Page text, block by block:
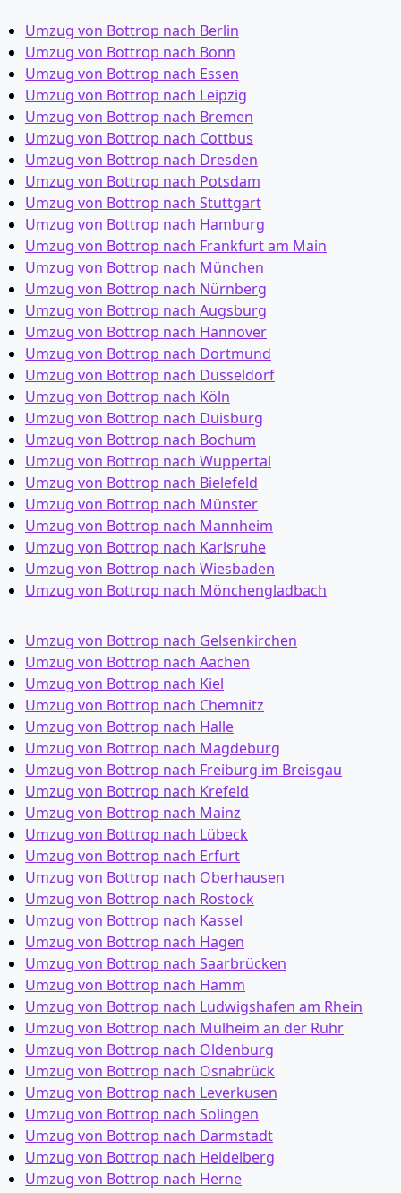
Umzug von Bottrop nach Berlin
Umzug von Bottrop nach Bonn
Umzug von Bottrop nach Essen
Umzug von Bottrop nach Leipzig
Umzug von Bottrop nach Bremen
Umzug von Bottrop nach Cottbus
Umzug von Bottrop nach Dresden
Umzug von Bottrop nach Potsdam
Umzug von Bottrop nach Stuttgart
Umzug von Bottrop nach Hamburg
Umzug von Bottrop nach Frankfurt am Main
Umzug von Bottrop nach München
Umzug von Bottrop nach Nürnberg
Umzug von Bottrop nach Augsburg
Umzug von Bottrop nach Hannover
Umzug von Bottrop nach Dortmund
Umzug von Bottrop nach Düsseldorf
Umzug von Bottrop nach Köln
Umzug von Bottrop nach Duisburg
Umzug von Bottrop nach Bochum
Umzug von Bottrop nach Wuppertal
Umzug von Bottrop nach Bielefeld
Umzug von Bottrop nach Münster
Umzug von Bottrop nach Mannheim
Umzug von Bottrop nach Karlsruhe
Umzug von Bottrop nach Wiesbaden
Umzug von Bottrop nach Mönchen­gladbach
Umzug von Bottrop nach Gelsenkirchen
Umzug von Bottrop nach Aachen
Umzug von Bottrop nach Kiel
Umzug von Bottrop nach Chemnitz
Umzug von Bottrop nach Halle
Umzug von Bottrop nach Magdeburg
Umzug von Bottrop nach Freiburg im Breisgau
Umzug von Bottrop nach Krefeld
Umzug von Bottrop nach Mainz
Umzug von Bottrop nach Lübeck
Umzug von Bottrop nach Erfurt
Umzug von Bottrop nach Oberhausen
Umzug von Bottrop nach Rostock
Umzug von Bottrop nach Kassel
Umzug von Bottrop nach Hagen
Umzug von Bottrop nach Saarbrücken
Umzug von Bottrop nach Hamm
Umzug von Bottrop nach Ludwigshafen am Rhein
Umzug von Bottrop nach Mülheim an der Ruhr
Umzug von Bottrop nach Oldenburg
Umzug von Bottrop nach Osnabrück
Umzug von Bottrop nach Leverkusen
Umzug von Bottrop nach Solingen
Umzug von Bottrop nach Darmstadt
Umzug von Bottrop nach Heidelberg
Umzug von Bottrop nach Herne